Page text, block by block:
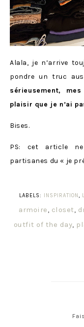
Alala, je n’arrive
pondre un truc
sérieusement,
plaisir que je n’ai
Bises.
PS: cet article ne
partisanes du « je
LABELS:
INSPIRATION ,
armoire, closet,
outfit of the day,